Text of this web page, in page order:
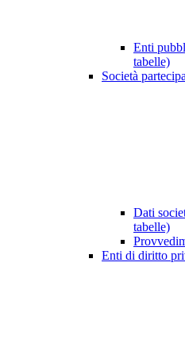
Enti
tabelle)
Società
Dati
tabelle)
Enti di diritto